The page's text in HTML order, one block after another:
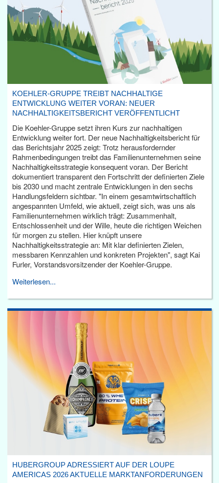
KOEHLER-GRUPPE TREIBT NACHHALTIGE
ENTWICKLUNG WEITER VORAN: NEUER
NACHHALTIGKEITSBERICHT VERÖFFENTLICHT
Die Koehler-Gruppe setzt ihren Kurs zur nachhaltigen
Entwicklung weiter fort. Der neue Nachhaltigkeitsbericht für
das Berichtsjahr 2025 zeigt: Trotz herausfordernder
Rahmenbedingungen treibt das Familienunternehmen seine
Nachhaltigkeitsstrategie konsequent voran. Der Bericht
dokumentiert transparent den Fortschritt der definierten Ziele
bis 2030 und macht zentrale Entwicklungen in den sechs
Handlungsfeldern sichtbar. "In einem gesamtwirtschaftlich
angespannten Umfeld, wie aktuell, zeigt sich, was uns als
Familienunternehmen wirklich trägt: Zusammenhalt,
Entschlossenheit und der Wille, heute die richtigen Weichen
für morgen zu stellen. Hier knüpft unsere
Nachhaltigkeitsstrategie an: Mit klar definierten Zielen,
messbaren Kennzahlen und konkreten Projekten", sagt Kai
Furler, Vorstandsvorsitzender der Koehler-Gruppe.
Weiterlesen...
HUBERGROUP ADRESSIERT AUF DER LOUPE
AMERICAS 2026 AKTUELLE MARKTANFORDERUNGEN